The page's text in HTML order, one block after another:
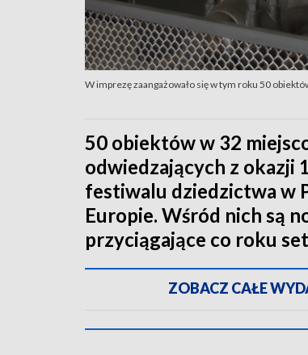
W imprezę zaangażowało się w tym roku 50
50 obiektów w 32
odwiedzających z okazji
festiwalu dziedzictwa w
Europie. Wśród nich są
przyciągające co roku
ZOBACZ CAŁE